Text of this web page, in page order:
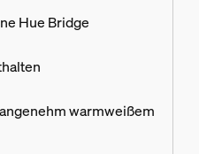
Hue Bridge
warmweißem